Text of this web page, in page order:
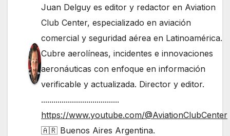
Juan Delguy es editor y redactor en Aviation
Club Center, especializado en aviación
comercial y seguridad aérea en Latinoamérica.
Cubre aerolíneas, incidentes e innovaciones
aeronáuticas con enfoque en información
verificable y actualizada. Director y editor.
......................................
https://www.youtube.com/@AviationClubCenter
🇦🇷 Buenos Aires Argentina.